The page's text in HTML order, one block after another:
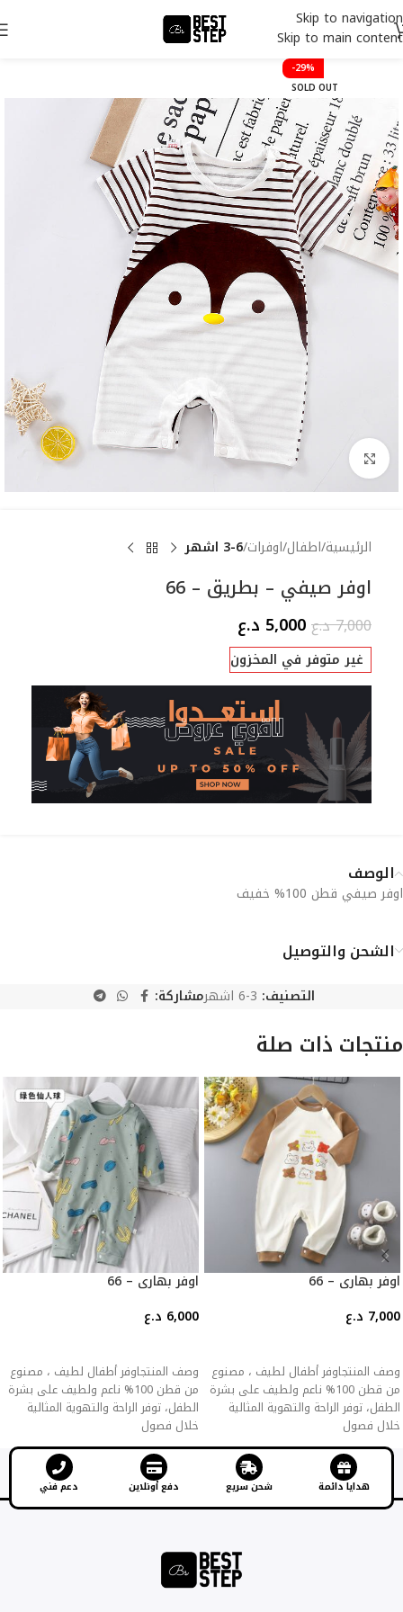
Skip to navigation
Skip to main content
-29%
SOLD OUT
Click to enlarge
الرئيسية اطفال اوفرات 3-6 اشهر
اوفر صيفي – بطريق – 66
7,000د.ع5,000 د.ع
غير متوفر في المخزون
الوصف
اوفر صيفي قطن 100% خفيف
الشحن والتوصيل
التصنيف: 3-6 اشهر مشاركة:
منتجات ذات صلة
اوفر بهاري – 66
7,000 د.ع
وصف المنتجاوفر أطفال لطيف ، مصنوع
من قطن 100% ناعم ولطيف على بشرة
الطفل، توفر الراحة والتهوية المثالية
خلال فصول
اوفر بهاري – 66
6,000 د.ع
وصف المنتجاوفر أطفال لطيف ، مصنوع
من قطن 100% ناعم ولطيف على بشرة
الطفل، توفر الراحة والتهوية المثالية
خلال فصول
هدايا دائمة شحن سريع دفع أونلاين دعم فني